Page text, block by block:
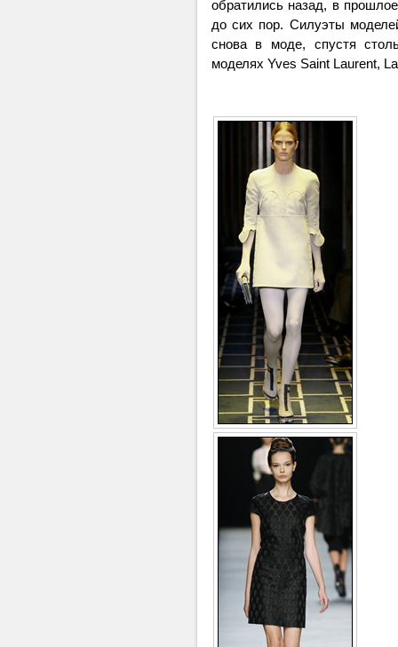
обратились назад, в
до сих пор. Силуэты
снова в моде, спустя
моделях Yves Saint Laurent,